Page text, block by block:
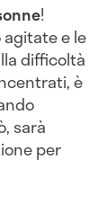
!
agitate e le
difficoltà
è
sarà
per